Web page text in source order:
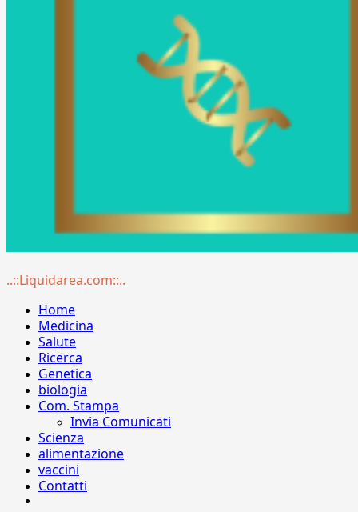
Menu
..::Liquidarea.com::..
Home
Medicina
Salute
Ricerca
Genetica
biologia
Com. Stampa
Invia Comunicati
Scienza
alimentazione
vaccini
Contatti